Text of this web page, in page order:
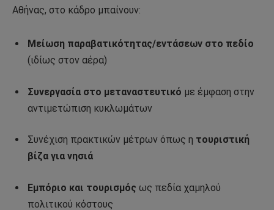
Αθήνας, στο κάδρο μπαίνουν:
Μείωση παραβατικότητας/εντάσεων στο πεδίο
(ιδίως στον αέρα)
Συνεργασία στο μεταναστευτικό με έμφαση στην
αντιμετώπιση κυκλωμάτων
Συνέχιση πρακτικών μέτρων όπως η τουριστική
βίζα για νησιά
Εμπόριο και τουρισμός ως πεδία χαμηλού
πολιτικού κόστους